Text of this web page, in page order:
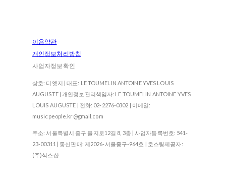
이용약관
개인정보처리방침
사업자정보확인
상호: 디엣지 | 대표: LE TOUMELIN ANTOINE YVES LOUIS
AUGUSTE | 개인정보관리책임자: LE TOUMELIN ANTOINE YVES
LOUIS AUGUSTE | 전화: 02-2276-0302 | 이메일:
musicpeople.kr@gmail.com
주소: 서울특별시 중구 을지로12길 8, 3층 | 사업자등록번호: 541-
23-00311 | 통신판매: 제2026-서울중구-964호 | 호스팅제공자:
(주)식스샵